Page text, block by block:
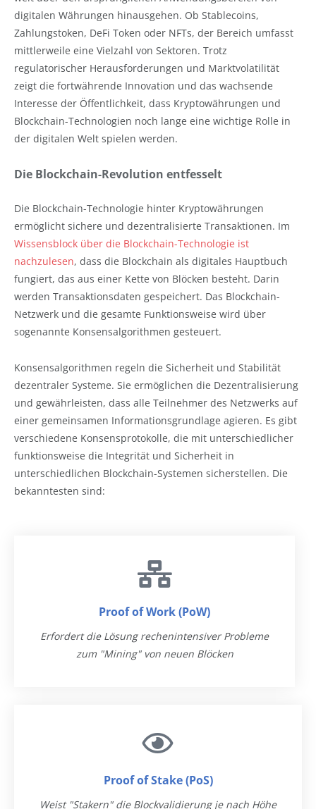
digitalen Währungen hinausgehen. Ob Stablecoins,
Zahlungstoken, DeFi Token oder NFTs, der Bereich umfasst
mittlerweile eine Vielzahl von Sektoren. Trotz
regulatorischer Herausforderungen und Marktvolatilität
zeigt die fortwährende Innovation und das wachsende
Interesse der Öffentlichkeit, dass Kryptowährungen und
Blockchain-Technologien noch lange eine wichtige Rolle in
der digitalen Welt spielen werden.
Die Blockchain-Revolution entfesselt
Die Blockchain-Technologie hinter Kryptowährungen
ermöglicht sichere und dezentralisierte Transaktionen. Im
Wissensblock über die Blockchain-Technologie ist
nachzulesen, dass die Blockchain als digitales Hauptbuch
fungiert, das aus einer Kette von Blöcken besteht. Darin
werden Transaktionsdaten gespeichert. Das Blockchain-
Netzwerk und die gesamte Funktionsweise wird über
sogenannte Konsensalgorithmen gesteuert.
Konsensalgorithmen regeln die Sicherheit und Stabilität
dezentraler Systeme. Sie ermöglichen die Dezentralisierung
und gewährleisten, dass alle Teilnehmer des Netzwerks auf
einer gemeinsamen Informationsgrundlage agieren. Es gibt
verschiedene Konsensprotokolle, die mit unterschiedlicher
funktionsweise die Integrität und Sicherheit in
unterschiedlichen Blockchain-Systemen sicherstellen. Die
bekanntesten sind:
Proof of Work (PoW)
Erfordert die Lösung rechenintensiver Probleme
zum "Mining" von neuen Blöcken
Proof of Stake (PoS)
Weist "Stakern" die Blockvalidierung je nach Höhe